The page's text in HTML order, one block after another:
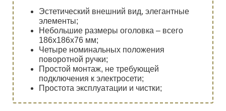
Эстетический внешний вид, элегантные
элементы;
Небольшие размеры оголовка – всего
186х186х76 мм;
Четыре номинальных положения
поворотной ручки;
Простой монтаж, не требующей
подключения к электросети;
Простота эксплуатации и чистки;